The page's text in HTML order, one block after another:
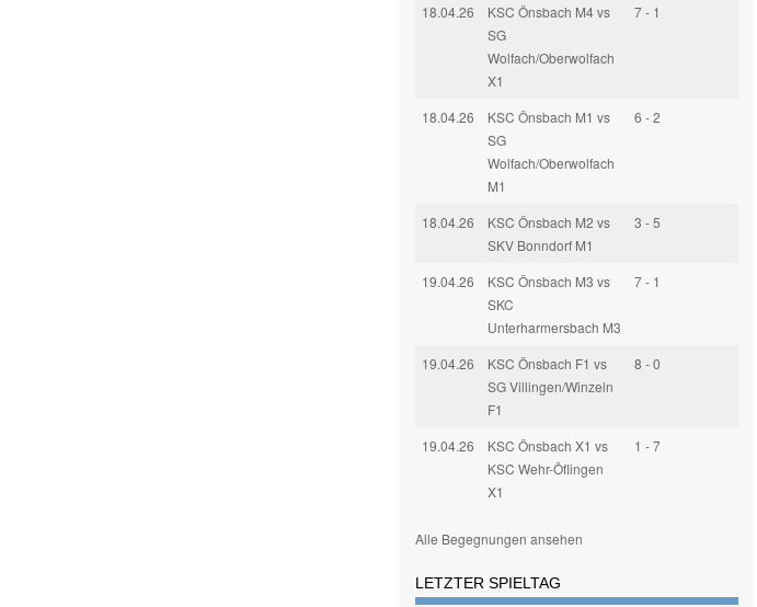
18.04.26
KSC Önsbach M4 vs
SG
Wolfach/Oberwolfach
X1
7 - 1
18.04.26
KSC Önsbach M1 vs
SG
Wolfach/Oberwolfach
M1
6 - 2
18.04.26
KSC Önsbach M2 vs
SKV Bonndorf M1
3 - 5
19.04.26
KSC Önsbach M3 vs
SKC
Unterharmersbach M3
7 - 1
19.04.26
KSC Önsbach F1 vs
SG Villingen/Winzeln
F1
8 - 0
19.04.26
KSC Önsbach X1 vs
KSC Wehr-Öflingen
X1
1 - 7
Alle Begegnungen ansehen
LETZTER SPIELTAG